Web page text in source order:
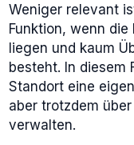
Weniger relevant
Funktion, wenn
liegen und kaum
besteht. In diesem
Standort eine
aber trotzdem
verwalten.